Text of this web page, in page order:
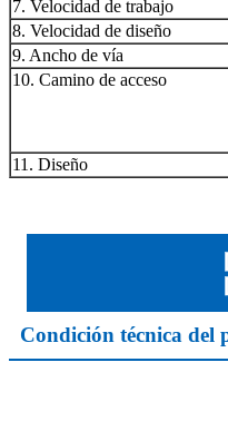
7. Velocidad de trabajo
8. Velocidad de diseño
9. Ancho de vía
10. Camino de acceso
11. Diseño
Condición técnica del